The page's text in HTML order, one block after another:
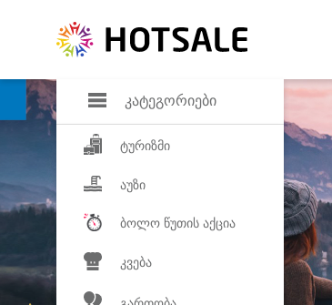
კატეგორიები
ტურიზმი
აუზი
ბოლო წუთის აქცია
კვება